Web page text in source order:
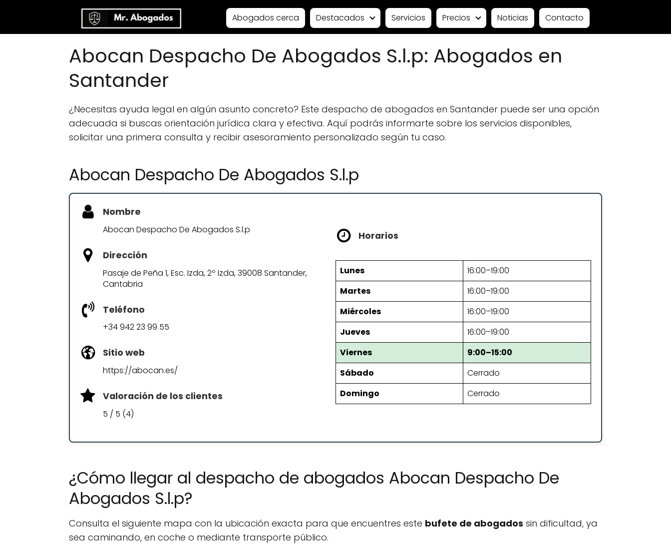
Abogados cerca Destacados Servicios Precios Noticias Contacto
Abocan Despacho De Abogados S.l.p: Abogados en
Santander
¿Necesitas ayuda legal en algún asunto concreto? Este despacho de abogados en Santander puede ser una opción
adecuada si buscas orientación jurídica clara y efectiva. Aquí podrás informarte sobre los servicios disponibles,
solicitar una primera consulta y recibir asesoramiento personalizado según tu caso.
Abocan Despacho De Abogados S.l.p
Nombre
Abocan Despacho De Abogados S.l.p
Dirección
Pasaje de Peña 1, Esc. Izda, 2º Izda, 39008 Santander,
Cantabria
Teléfono
+34 942 23 99 55
Sitio web
https://abocan.es/
Valoración de los clientes
5 / 5 (4)
Horarios
Lunes
16:00–19:00
Martes
16:00–19:00
Miércoles
16:00–19:00
Jueves
16:00–19:00
Viernes
9:00–15:00
Sábado
Cerrado
Domingo
Cerrado
¿Cómo llegar al despacho de abogados Abocan Despacho De
Abogados S.l.p?
Consulta el siguiente mapa con la ubicación exacta para que encuentres este bufete de abogados sin dificultad, ya
sea caminando, en coche o mediante transporte público.